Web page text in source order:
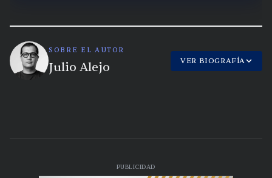
SOBRE EL AUTOR
Julio Alejo VER BIOGRAFÍA
PUBLICIDAD